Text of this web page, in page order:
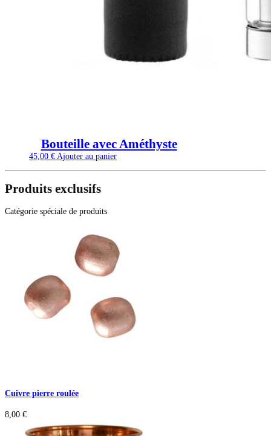
Bouteille avec Améthyste
45,00 € Ajouter au panier
Produits exclusifs
Catégorie spéciale de produits
Cuivre pierre roulée
8,00 €